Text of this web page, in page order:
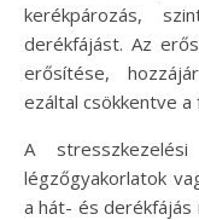
kerékpározás,
derékfájást. Az
erősítése,
ezáltal csökkentve a
A
légzőgyakorlatok
a hát- és derékfájás